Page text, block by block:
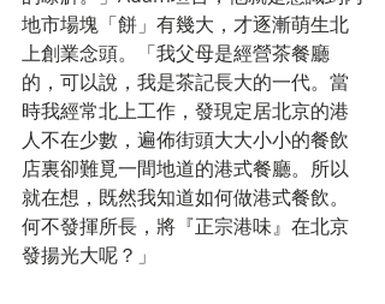
地市場塊「餅」有幾大，才逐漸萌生北
上創業念頭。「我父母是經營茶餐廳
的，可以說，我是茶記長大的一代。當
時我經常北上工作，發現定居北京的港
人不在少數，遍佈街頭大大小小的餐飲
店裏卻難覓一間地道的港式餐廳。所以
就在想，既然我知道如何做港式餐飲。
何不發揮所長，將『正宗港味』在北京
發揚光大呢？」